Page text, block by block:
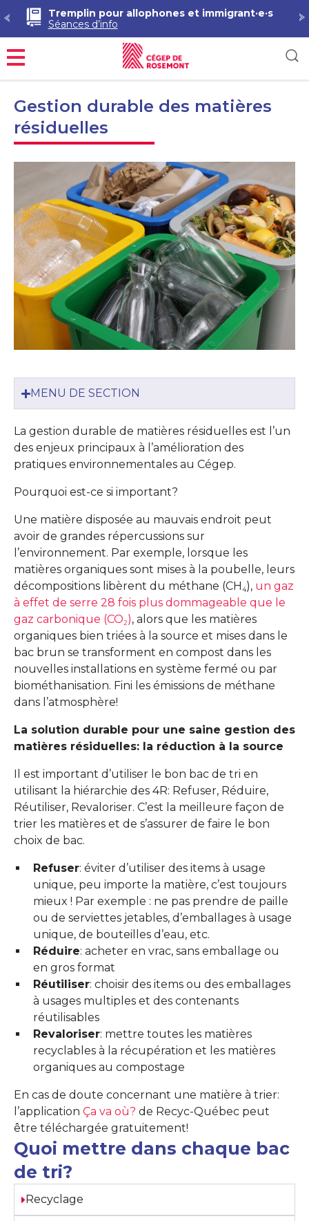
Tremplin pour allophones et immigrant·e·s
Séances d’info
Menu
Gestion durable des matières
résiduelles
MENU DE SECTION
La gestion durable de matières résiduelles est l’un
des enjeux principaux à l’amélioration des
pratiques environnementales au Cégep.
Pourquoi est-ce si important?
Une matière disposée au mauvais endroit peut
avoir de grandes répercussions sur
l’environnement. Par exemple, lorsque les
matières organiques sont mises à la poubelle, leurs
décompositions libèrent du méthane (CH 4), un gaz
à effet de serre 28 fois plus dommageable que le
gaz carbonique (CO2), alors que les matières
organiques bien triées à la source et mises dans le
bac brun se transforment en compost dans les
nouvelles installations en système fermé ou par
biométhanisation. Fini les émissions de méthane
dans l’atmosphère!
La solution durable pour une saine gestion des
matières résiduelles: la réduction à la source
Il est important d’utiliser le bon bac de tri en
utilisant la hiérarchie des 4R: Refuser, Réduire,
Réutiliser, Revaloriser. C’est la meilleure façon de
trier les matières et de s’assurer de faire le bon
choix de bac.
Refuser: éviter d’utiliser des items à usage
unique, peu importe la matière, c’est toujours
mieux ! Par exemple : ne pas prendre de paille
ou de serviettes jetables, d’emballages à usage
unique, de bouteilles d’eau, etc.
Réduire: acheter en vrac, sans emballage ou
en gros format
Réutiliser: choisir des items ou des emballages
à usages multiples et des contenants
réutilisables
Revaloriser: mettre toutes les matières
recyclables à la récupération et les matières
organiques au compostage
En cas de doute concernant une matière à trier:
l’application Ça va où? de Recyc-Québec peut
être téléchargée gratuitement!
Quoi mettre dans chaque bac
de tri?
Recyclage